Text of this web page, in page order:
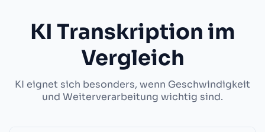
KI Transkription im
Vergleich
KI eignet sich besonders, wenn Geschwindigkeit
und Weiterverarbeitung wichtig sind.